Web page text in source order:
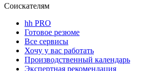
Соискателям
hh PRO
Готовое резюме
Все сервисы
Хочу у вас работать
Производственный календарь
Экспертная рекомендация